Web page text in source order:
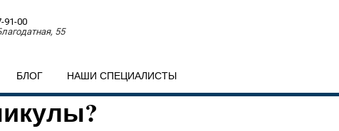
91-00
55
БЛОГ НАШИ СПЕЦИАЛИСТЫ